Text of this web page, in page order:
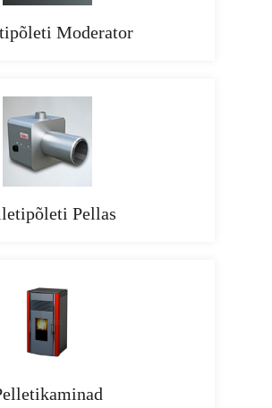
Moderator
Pellas